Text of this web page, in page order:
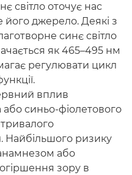
світло оточує нас
його джерело. Деякі з
синє світло
як 465–495 нм
регулювати цикл
вплив
або синьо-фіолетового
ризику
або
зору в